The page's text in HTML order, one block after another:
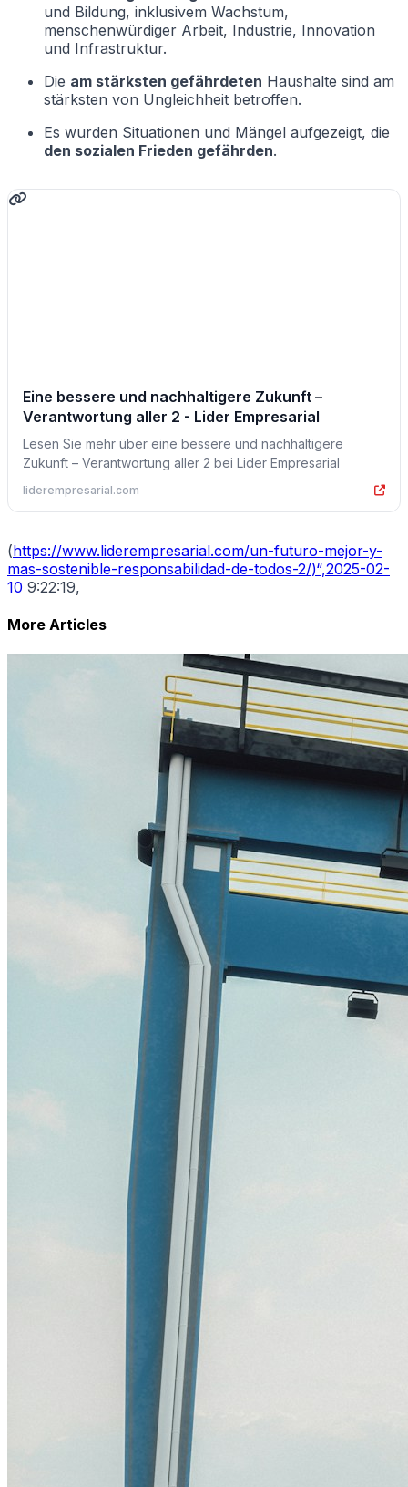
und Bildung, inklusivem Wachstum,
menschenwürdiger Arbeit, Industrie, Innovation
und Infrastruktur.
Die am stärksten gefährdeten Haushalte sind am
stärksten von Ungleichheit betroffen.
Es wurden Situationen und Mängel aufgezeigt, die
den sozialen Frieden gefährden.
Eine bessere und nachhaltigere Zukunft –
Verantwortung aller 2 - Lider Empresarial
Lesen Sie mehr über eine bessere und nachhaltigere
Zukunft – Verantwortung aller 2 bei Lider Empresarial
liderempresarial.com
(https://www.liderempresarial.com/un-futuro-mejor-y-
mas-sostenible-responsabilidad-de-todos-2/)“,2025-02-
10 9:22:19,
More Articles